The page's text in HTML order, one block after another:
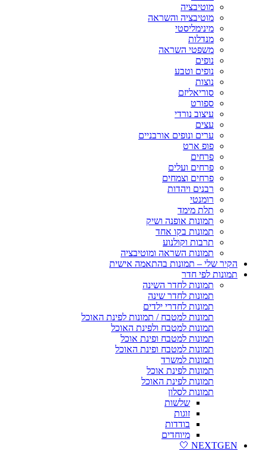
מוטיבציה
מוטיבציה והשראה
מינימליסטי
מנדלות
משפטי השראה
נופים
נופים וטבע
נוצות
סוריאליזם
ספורט
עיצוב נורדי
עצים
ערים ונופים אורבניים
פופ ארט
פרחים
פרחים ועלים
פרחים וצמחים
רבנים ויהדות
רומנטי
תלת מימד
תמונות אופנה ושיק
תמונות בקו אחד
תרבות וקולנוע
תמונות השראה ומוטיבציה
הקיר שלי – תמונות בהתאמה אישית
תמונות לפי חדר
תמונות לחדר השינה
תמונות לחדר שינה
תמונות לחדרי ילדים
תמונות למטבח / תמונות לפינת האוכל
תמונות למטבח ולפינת האוכל
תמונות למטבח ופינת אוכל
תמונות למטבח ופינת האוכל
תמונות למשרד
תמונות לפינת אוכל
תמונות לפינת האוכל
תמונות לסלון
שלשות
זוגות
בודדות
מיוחדים
NEXTGEN 🤍